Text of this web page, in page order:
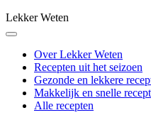
Lekker Weten
Over Lekker Weten
Recepten uit het seizoen
Gezonde en lekkere
Makkelijk en snelle
Alle recepten